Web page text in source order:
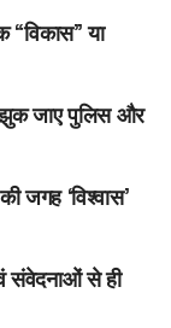
“विकास” या
जाए पुलिस और
जगह ‘विश्वास’
संवेदनाओं से ही